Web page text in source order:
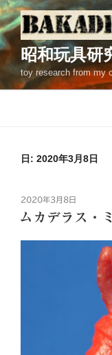
コ
ン
テ
ン
ツ
へ
昭和玩具研
toy research from my
日: 2020年3月8日
投
稿
日:
2020年3月8日
ムカデラス・